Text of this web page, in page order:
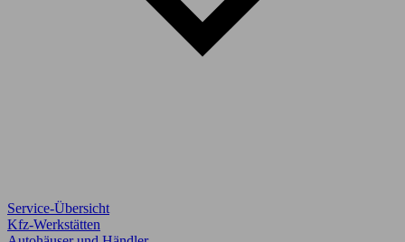
Service-Übersicht
Kfz-Werkstätten